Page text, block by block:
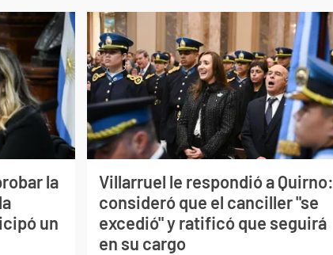
la
un
Villarruel le respondió a Quirno:
consideró que el canciller "se
excedió" y ratificó que seguirá
en su cargo